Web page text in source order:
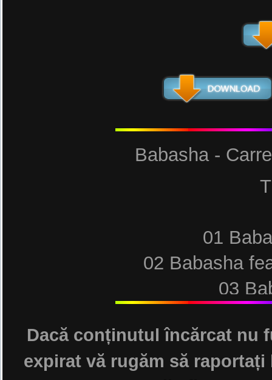
Babasha -
01
02 Babasha
03
Dacă conținutul încărcat nu
expirat vă rugăm să